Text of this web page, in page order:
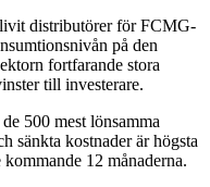
distributörer för FCMG-
på den
fortfarande stora
till investerare.
500 mest lönsamma
sänkta kostnader är högsta
12 månaderna.